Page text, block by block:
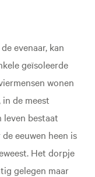
evenaar, kan
geïsoleerde
wonen
de meest
bestaat
eeuwen heen is
Het dorpje
gelegen maar